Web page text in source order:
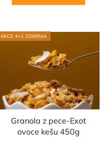
AKCE 4+1 ZDARMA
Granola z pece-Exot
ovoce kešu 450g